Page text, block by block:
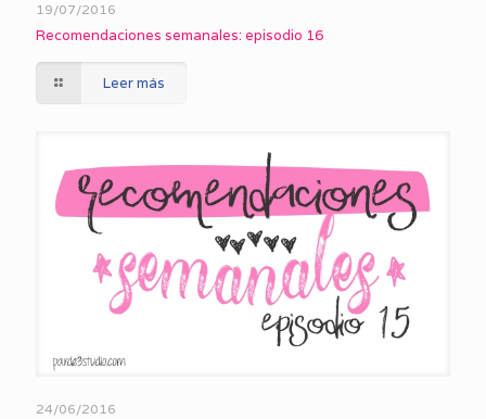
19/07/2016
Recomendaciones semanales: episodio 16
Leer más
24/06/2016